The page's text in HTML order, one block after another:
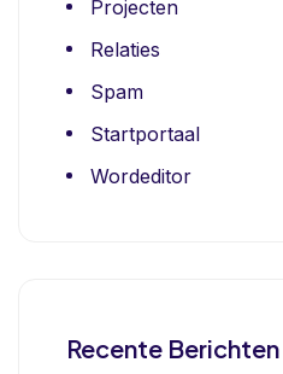
Projecten
Relaties
Spam
Startportaal
Wordeditor
Recente Berichten